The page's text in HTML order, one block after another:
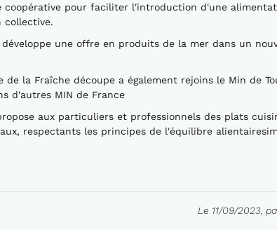
coopérative pour faciliter l'introduction d'une
collective.
développe une offre en produits de la mer dans un
de la Fraîche découpe a également rejoins le Min de
d'autres MIN de France
aux particuliers et professionnels des plats
respectants les principes de l'équilibre
Le 11/09/2023,